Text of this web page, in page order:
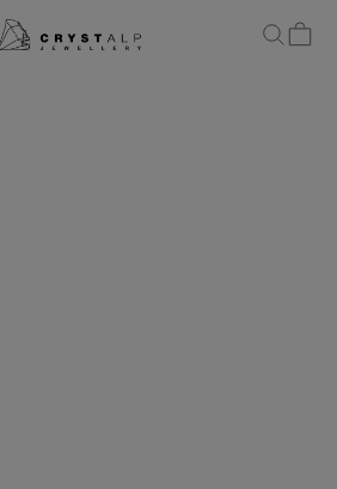
crystalpjewelry
Cerca